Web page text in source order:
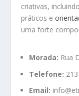
criativas,
práticos e
uma forte
Morada: Rua
Telefone:
Email: